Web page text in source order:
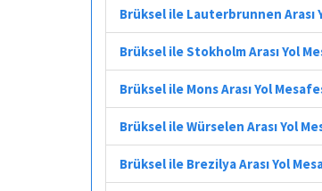
Brüksel ile Lauterbrunnen Arası
Brüksel ile Stokholm Arası Yol
Brüksel ile Mons Arası Yol
Brüksel ile Würselen Arası Yol
Brüksel ile Brezilya Arası Yol